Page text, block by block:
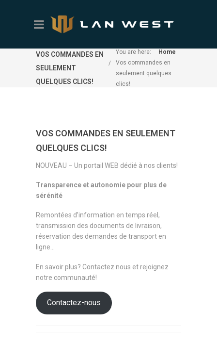
VOS COMMANDES EN
SEULEMENT
QUELQUES CLICS!
You are here:
Home
Vos commandes en
seulement quelques
clics!
VOS COMMANDES EN SEULEMENT
QUELQUES CLICS!
NOUVEAU – Un portail WEB dédié à nos clients!
Transparence et autonomie pour plus de
sérénité
Remontées d’information en temps réel,
transmission des documents de livraison,
réservation des demandes de transport en
ligne…
En savoir plus? Contactez nous et rejoignez
notre communauté!
Contactez-nous